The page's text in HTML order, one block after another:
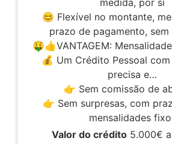
😊 Flexível no montante,
prazo de pagamento, sem
🤑👍VANTAGEM:
💰 Um Crédito Pessoal
precisa e…
👉 Sem comissão de
👉 Sem surpresas, com
mensalidades
Valor do crédito5.000€